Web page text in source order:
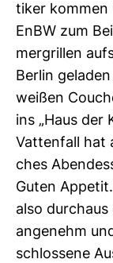
tiker kommen
EnBW zum
mer­grillen
Berlin
weißen
ins „Haus der
Vat­ten­fall hat
ches
Guten
also
ange­nehm
schlos­sene